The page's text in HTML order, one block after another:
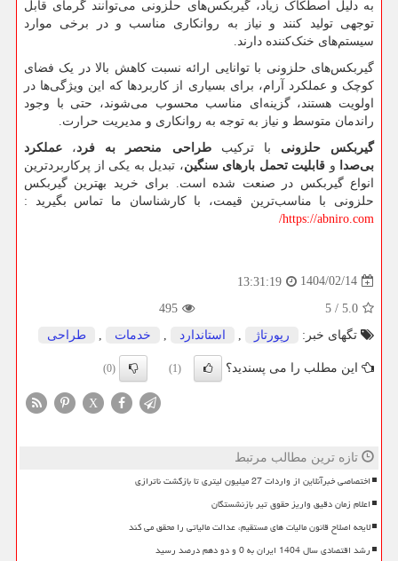
به دلیل اصطکاک زیاد، گیربکس‌های حلزونی می‌توانند گرمای قابل
توجهی تولید کنند و نیاز به روانکاری مناسب و در برخی موارد
سیستم‌های خنک‌کننده دارند.
گیربکس‌های حلزونی با توانایی ارائه نسبت کاهش بالا در یک فضای
کوچک و عملکرد آرام، برای بسیاری از کاربردها که این ویژگی‌ها در
اولویت هستند، گزینه‌ای مناسب محسوب می‌شوند، حتی با وجود
راندمان متوسط و نیاز به توجه به روانکاری و مدیریت حرارت.
گیربکس حلزونی با ترکیبطراحی منحصر به فرد، عملکرد
بی‌صدا و قابلیت تحمل بارهای سنگین، تبدیل به یکی از پرکاربردترین
انواع گیربکس در صنعت شده است. برای خرید بهترین گیربکس
حلزونی با مناسب‌ترین قیمت، با کارشناسان ما تماس بگیرید :
https://abniro.com
/
1404/02/14
13:31:19
5.0
/
5
495
تگهای خبر:
رپورتاژ , استاندارد , خدمات , طراحی
این مطلب را می پسندید؟ (1)
(0)
X
تازه ترین مطالب مرتبط
اختصاصی خبرآنلاین از واردات 27 میلیون لیتری تا بازگشت ناترازی
اعلام زمان دقیق واریز حقوق تیر بازنشستگان
لایحه اصلاح قانون مالیات های مستقیم، عدالت مالیاتی را محقق می کند
رشد اقتصادی سال 1404 ایران به 0 و دو دهم درصد رسید